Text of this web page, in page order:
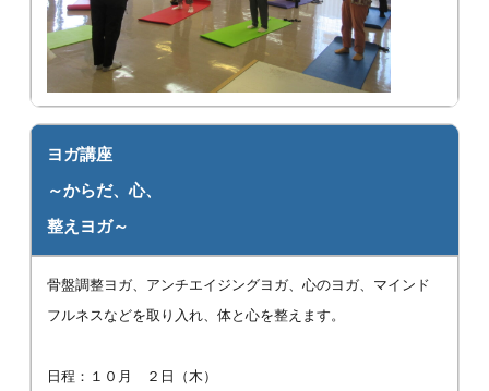
ヨガ講座
～からだ、心、
整えヨガ～
骨盤調整ヨガ、アンチエイジングヨガ、心のヨガ、マインド
フルネスなどを取り入れ、体と心を整えます。
日程：１０月 ２日（木）